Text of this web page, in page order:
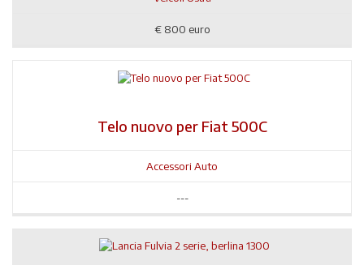
€ 800 euro
Telo nuovo per Fiat 500C
Accessori Auto
---